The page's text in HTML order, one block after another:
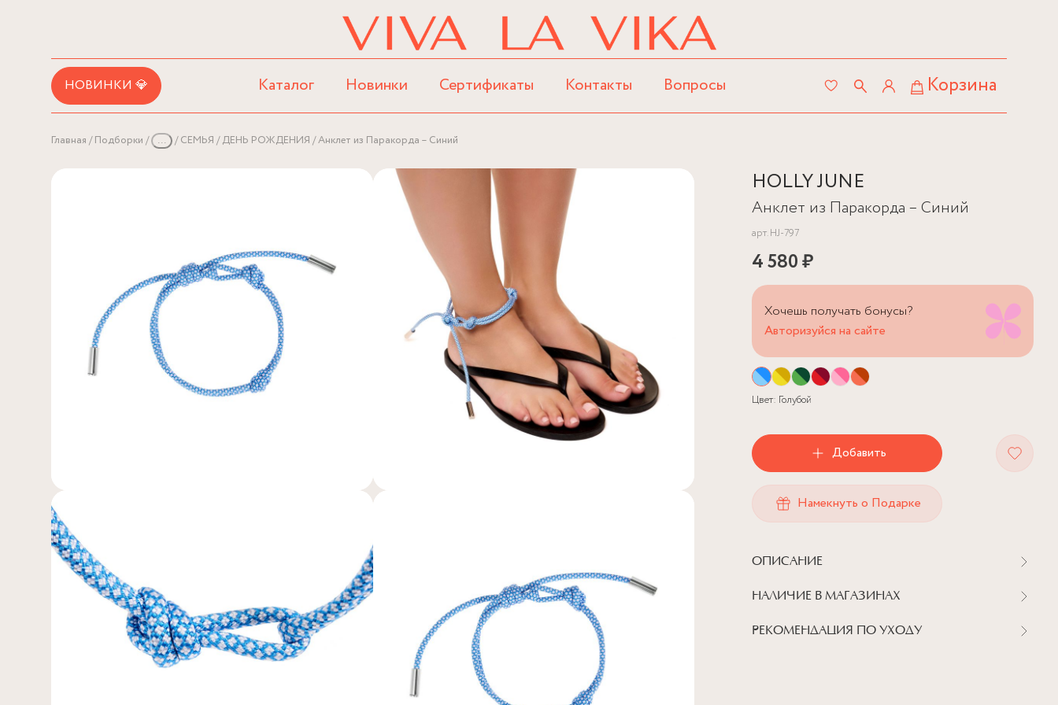
НОВИНКИ 💎 Каталог Новинки Сертификаты Контакты Вопросы Корзина
Главная Подборки ... СЕМЬЯ ДЕНЬ РОЖДЕНИЯ Анклет из Паракорда – Синий
HOLLY JUNE
Анклет из Паракорда – Синий
арт.HJ-797
4 580 ₽
Хочешь получать бонусы?
Авторизуйся на сайте
Цвет: Голубой
Добавить
Намекнуть о Подарке
ОПИСАНИЕ
НАЛИЧИЕ В МАГАЗИНАХ
РЕКОМЕНДАЦИЯ ПО УХОДУ